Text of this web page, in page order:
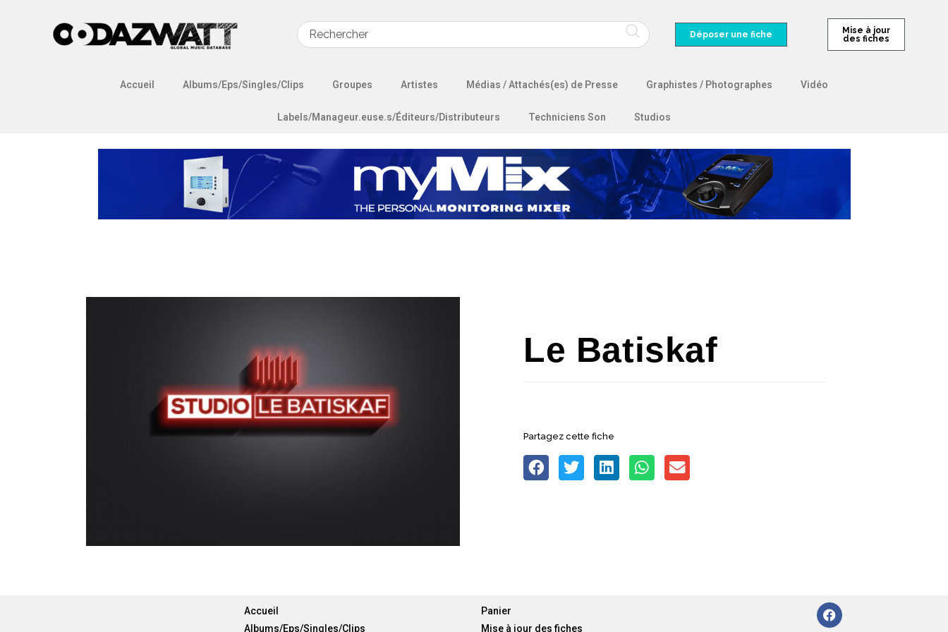
Déposer une fiche
Mise à jour
des fiches
Accueil Albums/Eps/Singles/Clips Groupes Artistes Médias / Attachés(es) de Presse Graphistes / Photographes Vidéo
Labels/Manageur.euse.s/Éditeurs/Distributeurs Techniciens Son Studios
Le Batiskaf
Partagez cette fiche
Accueil
Albums/Eps/Singles/Clips
Panier
Mise à jour des fiches